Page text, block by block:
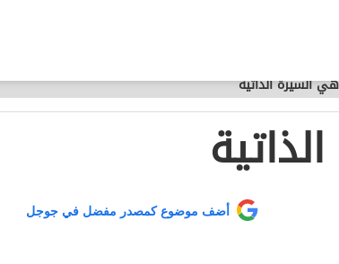
السيرة الذاتية
أضف موضوع كمصدر مفضل في جوجل